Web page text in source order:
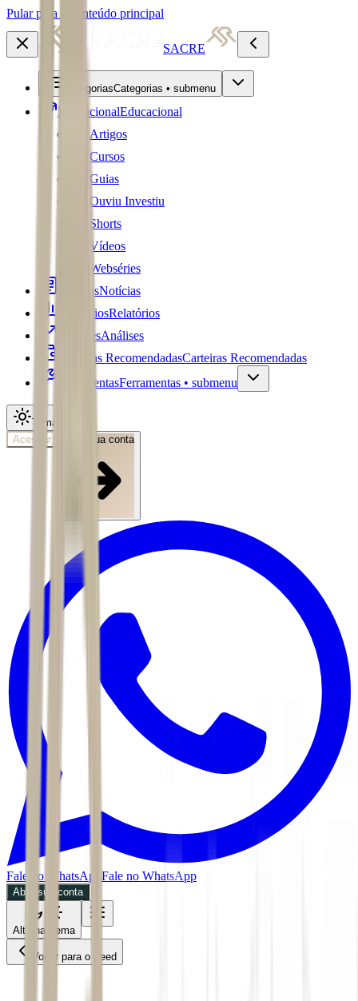
Pular para o conteúdo principal
SACRE
CategoriasCategorias • submenu
EducacionalEducacional
Artigos
Cursos
Guias
Ouviu Investiu
Shorts
Vídeos
Webséries
NotíciasNotícias
RelatóriosRelatórios
AnálisesAnálises
Carteiras RecomendadasCarteiras Recomendadas
FerramentasFerramentas • submenu
Tema
Acessar
Abra sua conta
Fale no WhatsApp Fale no WhatsApp
Abra sua conta
Alternar tema
Voltar para o Feed